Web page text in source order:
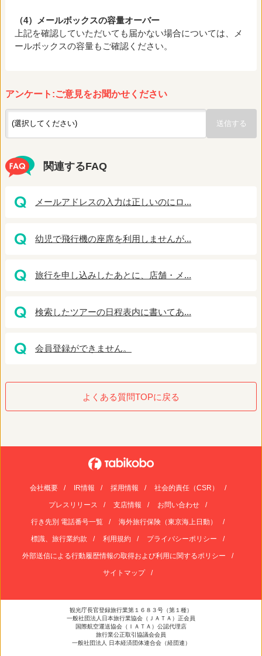
（4）メールボックスの容量オーバー
上記を確認していただいても届かない場合については、メ
ールボックスの容量もご確認ください。
アンケート:ご意見をお聞かせください
関連するFAQ
メールアドレスの入力は正しいのにロ...
幼児で飛行機の座席を利用しませんが...
旅行を申し込みしたあとに、店舗・メ...
検索したツアーの日程表内に書いてあ...
会員登録ができません。
よくある質問TOPに戻る
会社概要 IR情報 採用情報 社会的責任（CSR）
プレスリリース 支店情報 お問い合わせ
行き先別 電話番号一覧 海外旅行保険（東京海上日動）
標識、旅行業約款 利用規約 プライバシーポリシー
外部送信による行動履歴情報の取得および利用に関するポリシー
サイトマップ
観光庁長官登録旅行業第１６８３号（第１種）
一般社団法人日本旅行業協会（ＪＡＴＡ）正会員
国際航空運送協会（ＩＡＴＡ）公認代理店
旅行業公正取引協議会会員
一般社団法人 日本経済団体連合会（経団連）